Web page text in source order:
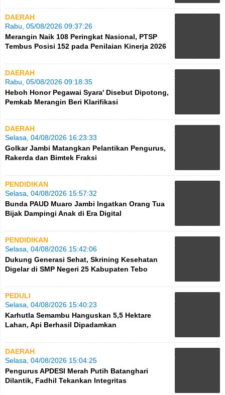
DAERAH
Rabu, 05/08/2026 09:37:26
Merangin Naik 108 Peringkat Nasional, PTSP
Tembus Posisi 152 pada Penilaian Kinerja 2026
DAERAH
Rabu, 05/08/2026 09:18:35
Heboh Honor Pegawai Syara' Disebut Dipotong,
Pemkab Merangin Beri Klarifikasi
DAERAH
Selasa, 04/08/2026 16:23:33
Golkar Jambi Matangkan Pelantikan Pengurus,
Rakerda dan Bimtek Fraksi
PENDIDIKAN
Selasa, 04/08/2026 15:57:32
Bunda PAUD Muaro Jambi Ingatkan Orang Tua
Bijak Dampingi Anak di Era Digital
PENDIDIKAN
Selasa, 04/08/2026 15:42:06
Dukung Generasi Sehat, Skrining Kesehatan
Digelar di SMP Negeri 25 Kabupaten Tebo
PEDULI
Selasa, 04/08/2026 15:40:23
Karhutla Semambu Hanguskan 5,5 Hektare
Lahan, Api Berhasil Dipadamkan
DAERAH
Selasa, 04/08/2026 15:04:25
Pengurus APDESI Merah Putih Batanghari
Dilantik, Fadhil Tekankan Integritas